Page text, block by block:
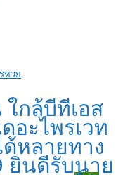
หวย
กล้บีทีเอส
อะไพรเวท
หลายทาง
ยินดีรับนาย